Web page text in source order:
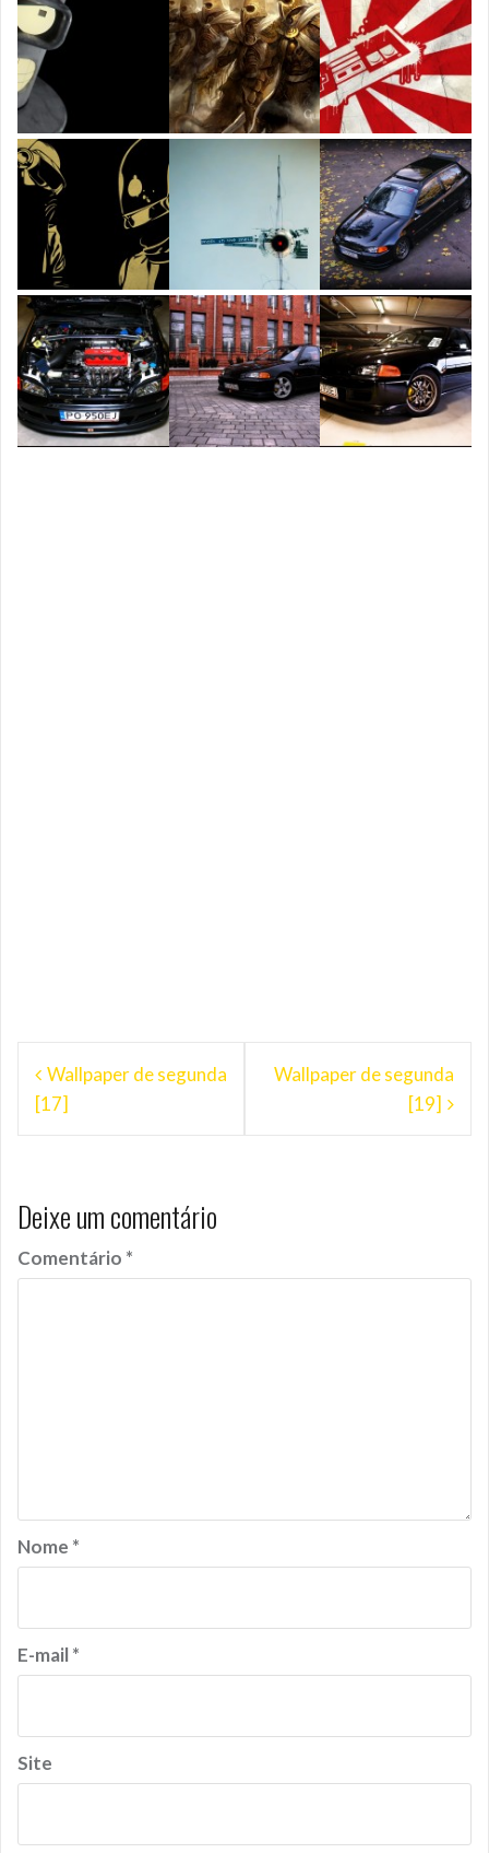
Navegação
deWallpaper de segunda
[17]
Wallpaper de segunda
[19]
Deixe um comentário
Comentário *
Nome *
E-mail*
Site